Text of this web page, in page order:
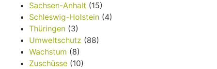
Sachsen-Anhalt (15)
Schleswig-Holstein (4)
Thüringen (3)
Umweltschutz (88)
Wachstum (8)
Zuschüsse (10)